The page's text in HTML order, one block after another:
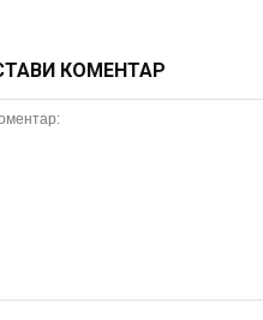
КОМЕНТАР